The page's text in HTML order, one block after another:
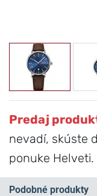
Predaj
nevadí, skúste
ponuke Helveti.
Podobné produkty